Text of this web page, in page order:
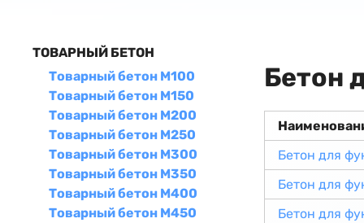
ТОВАРНЫЙ БЕТОН
Товарный бетон М100
Товарный бетон М150
Товарный бетон М200
Товарный бетон М250
Товарный бетон М300
Товарный бетон М350
Товарный бетон М400
Товарный бетон М450
Бетон
Бетон для
Бетон для
Бетон для